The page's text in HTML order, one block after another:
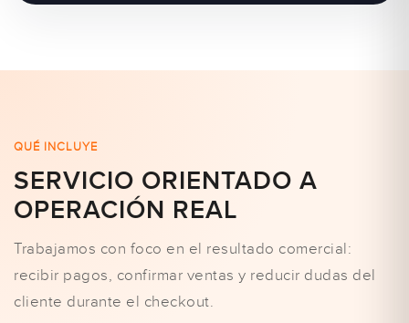
QUÉ INCLUYE
SERVICIO ORIENTADO A
OPERACIÓN REAL
Trabajamos con foco en el resultado comercial:
recibir pagos, confirmar ventas y reducir dudas del
cliente durante el checkout.